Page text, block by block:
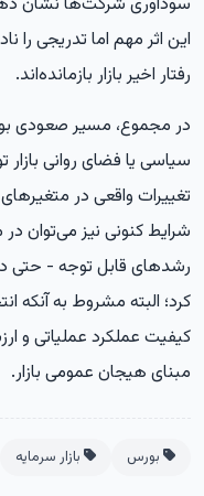
این اثر مهم اما تدریجی را
رفتار اخیر بازار بازمانده‌اند.
در مجموع، مسیر صعودی
سیاسی یا فضای روانی
تغییرات واقعی در
شرایط کنونی نیز می‌توان
کرد؛ البته مشروط به آنکه
کیفیت عملکرد عملیاتی و
مبنای هیجان عمومی بازار.
بورس بازار سرمایه